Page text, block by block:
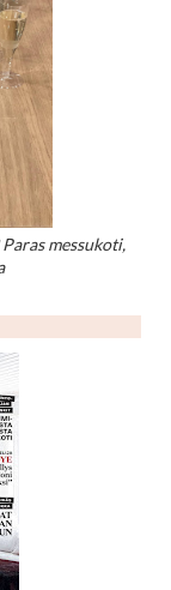
messukoti,